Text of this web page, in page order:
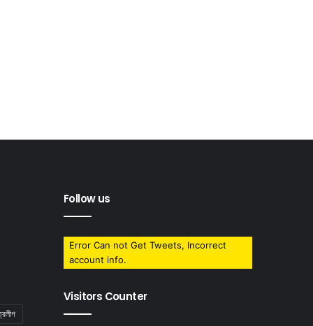
Follow us
Error Can not Get Tweets, Incorrect
account info.
Visitors Counter